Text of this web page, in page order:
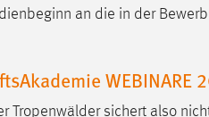
an die in der
WEBINARE
Tropenwälder sichert also
_fbp
Conversion-Tracking